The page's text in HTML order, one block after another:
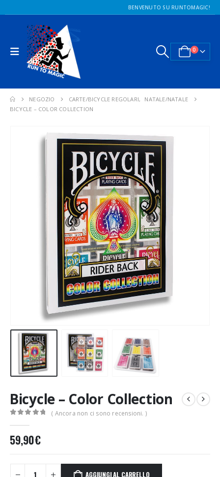
BENVENUTO SU RUNTOMAGIC!
0
NEGOZIO CARTE/BICYCLE REGOLARI,
NATALE/NATALE
BICYCLE – COLOR COLLECTION
Bicycle – Color Collection
( Ancora non ci sono recensioni. )
59,90€
AGGIUNGI AL CARRELLO